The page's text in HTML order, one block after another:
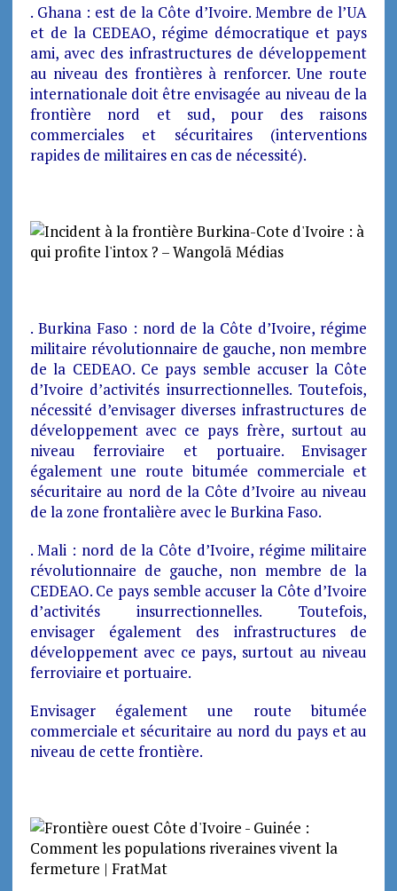
. Ghana : est de la Côte d’Ivoire. Membre de l’UA
et de la CEDEAO, régime démocratique et pays
ami, avec des infrastructures de développement
au niveau des frontières à renforcer. Une route
internationale doit être envisagée au niveau de la
frontière nord et sud, pour des raisons
commerciales et sécuritaires (interventions
rapides de militaires en cas de nécessité).
. Burkina Faso : nord de la Côte d’Ivoire, régime
militaire révolutionnaire de gauche, non membre
de la CEDEAO. Ce pays semble accuser la Côte
d’Ivoire d’activités insurrectionnelles. Toutefois,
nécessité d’envisager diverses infrastructures de
développement avec ce pays frère, surtout au
niveau ferroviaire et portuaire. Envisager
également une route bitumée commerciale et
sécuritaire au nord de la Côte d’Ivoire au niveau
de la zone frontalière avec le Burkina Faso.
. Mali : nord de la Côte d’Ivoire, régime militaire
révolutionnaire de gauche, non membre de la
CEDEAO. Ce pays semble accuser la Côte d’Ivoire
d’activités insurrectionnelles. Toutefois,
envisager également des infrastructures de
développement avec ce pays, surtout au niveau
ferroviaire et portuaire.
Envisager également une route bitumée
commerciale et sécuritaire au nord du pays et au
niveau de cette frontière.